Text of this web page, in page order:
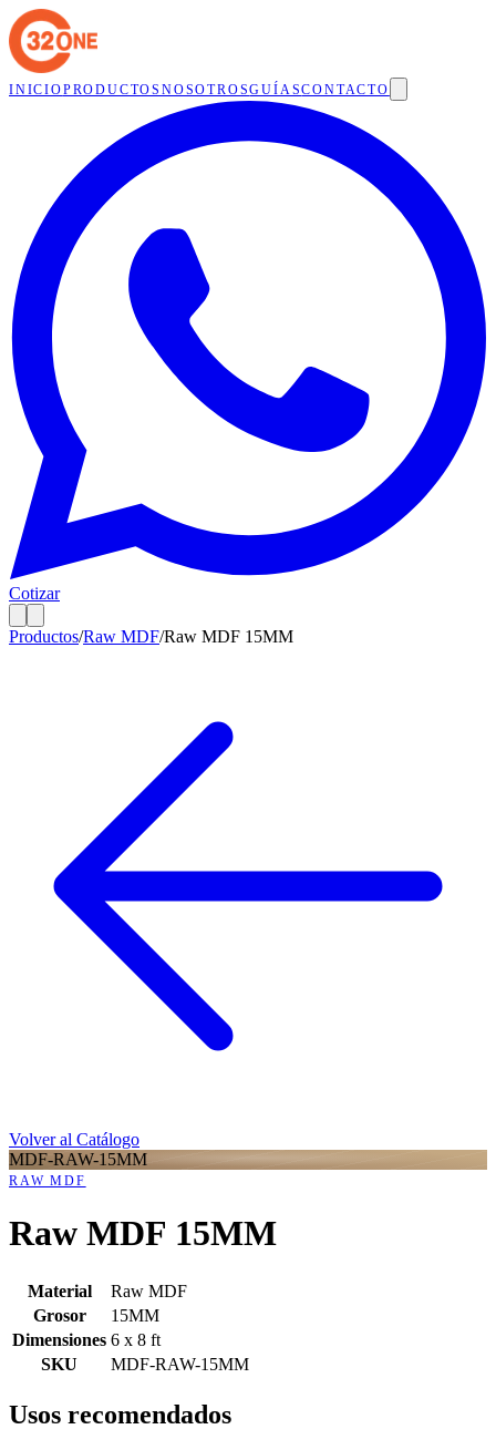
INICIOPRODUCTOSNOSOTROSGUÍASCONTACTO
Cotizar
Productos/Raw MDF/Raw MDF 15MM
Volver al Catálogo
MDF-RAW-15MM
RAW MDF
Raw MDF 15MM
Material
Raw MDF
Grosor
15MM
Dimensiones 6 x 8 ft
SKU
MDF-RAW-15MM
Usos recomendados